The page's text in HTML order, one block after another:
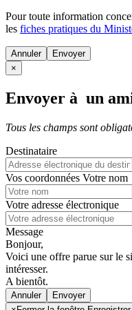
Pour toute information
les fiches pratiques du
Annuler
×
Envoyer à un
Tous les champs sont
Destinataire
Vos coordonnées Votre nom
Votre adresse électronique
Message
Bonjour,
Voici une offre parue sur le
intéresser.
A bientôt.
Annuler